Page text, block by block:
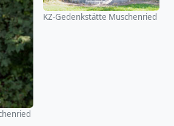
KZ-Gedenkstätte Muschenried